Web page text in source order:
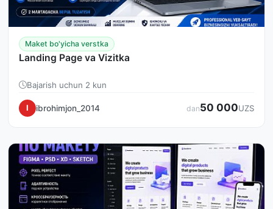
Maket bo'yicha verstka
Landing Page va Vizitka
Bajarish uchun 2 kun
I ibrohimjon_2014 dan50 000UZS